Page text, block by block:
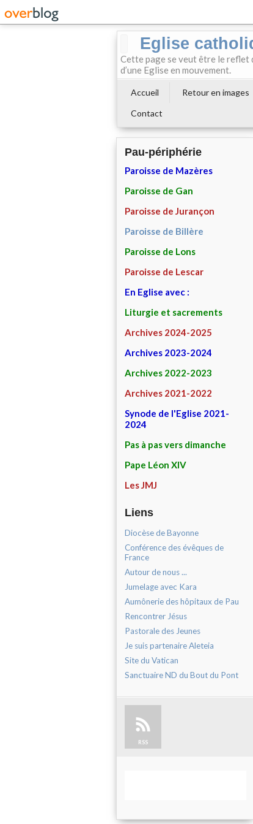
Eglise
Cette page se veut être le reflet
d’une Eglise en mouvement.
Accueil Retour en images
Contact
Pau-périphérie
Paroisse de Mazères
Paroisse de Gan
Paroisse de Jurançon
Paroisse de Billère
Paroisse de Lons
Paroisse de Lescar
En Eglise avec :
Liturgie et sacrements
Archives 2024-2025
Archives 2023-2024
Archives 2022-2023
Archives 2021-2022
Synode de l'Eglise 2021-
2024
Pas à pas vers dimanche
Pape Léon XIV
Les JMJ
Liens
Diocèse de Bayonne
Conférence des évêques de
France
Autour de nous ...
Jumelage avec Kara
Aumônerie des hôpitaux de Pau
Rencontrer Jésus
Pastorale des Jeunes
Je suis partenaire Aleteia
Site du Vatican
Sanctuaire ND du Bout du Pont
RSS